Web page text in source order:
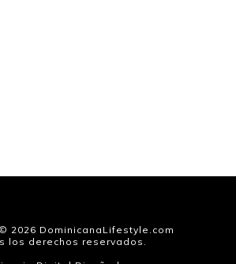
2026 DominicanaLifestyle.com
los derechos reservados.